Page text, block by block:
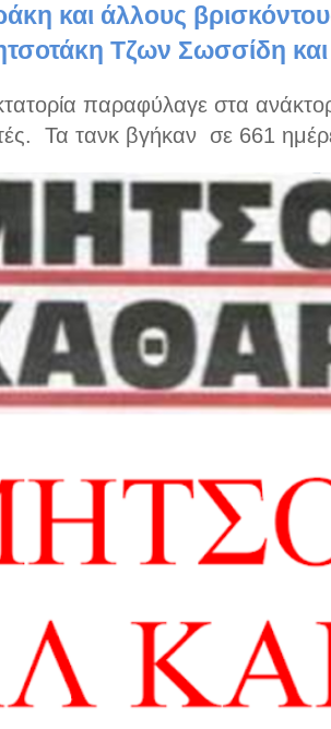
και άλλους
Τζων Σωσσίδη και
παραφύλαγε στα
Τα τανκ βγήκαν σε 661